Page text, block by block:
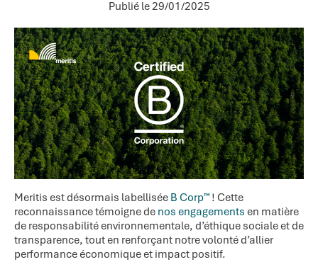
Publié le 29/01/2025
Meritis est désormais labellisée B Corp™ ! Cette
reconnaissance témoigne de nos engagements en matière
de responsabilité environnementale, d’éthique sociale et de
transparence, tout en renforçant notre volonté d’allier
performance économique et impact positif.